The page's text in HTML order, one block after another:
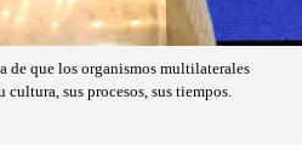
de que los organismos multilaterales
cultura, sus procesos, sus tiempos.